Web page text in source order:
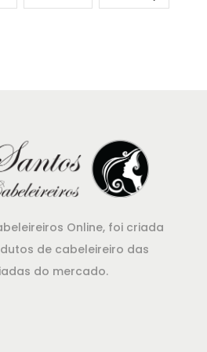
Online, foi criada
de cabeleireiro das
do mercado.